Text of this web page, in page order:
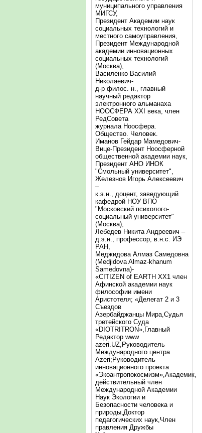
муниципального управления
МИГСУ,
Президент Академии наук
социальных технологий и
местного самоуправления,
Президент Международной
академии инновационных
социальных технологий
(Москва),
Василенко Василий
Николаевич-
д-р филос. н., главный
научный редактор
электронного альманаха
НООСФЕРА XXI века, член
РедСовета
журнала Ноосфера.
Общество. Человек.
Иманов Гейдар Мамедович-
Вице-Президент Ноосферной
общественной академии наук,
Президент АНО ИНОК
"Смольный университет",
Железнов Игорь Алексеевич
–
к.э.н., доцент, заведующий
кафедрой НОУ ВПО
"Московский психолого-
социальный университет"
(Москва),
Лебедев Никита Андреевич –
д.э.н., профессор, в.н.с. ИЭ
РАН,
Меджидова Алмаз Самедовна
(Medjidova Almaz-khanum
Samedovna)-
«CITIZEN of EARTH XX1 член
Афинской академии наук
философии имени
Аристотеля; «Делегат 2 и 3
Съездов
Азербайджанцы Мира,Судья
третейского Суда
«DIOTRITRON»,Главный
Редактор www
azeri.UZ,Руководитель
Международного центра
Аzeri;Руководитель
инновационного проекта
«Экоантропокосмизм»,Академик,
действительный член
Международной Академии
Наук Экологии и
Безопасности человека и
природы,Доктор
педагогических наук,Член
правления Дружбы